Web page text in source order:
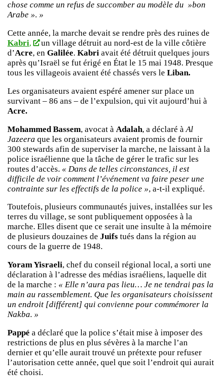
chose comme un refus de succomber au modèle du »bon
Arabe ». »
Cette année, la marche devait se rendre près des ruines de
Kabri,
un village détruit au nord-est de la ville côtière
d’Acre, en Galilée. Kabri avait été détruit quelques jours
après qu’Israël se fut érigé en État le 15 mai 1948. Presque
tous les villageois avaient été chassés vers le Liban.
Les organisateurs avaient espéré amener sur place un
survivant – 86 ans – de l’expulsion, qui vit aujourd’hui à
Acre.
Mohammed Bassem, avocat à Adalah, a déclaré à Al
Jazeera que les organisateurs avaient promis de fournir
300 stewards afin de superviser la marche, ne laissant à la
police israélienne que la tâche de gérer le trafic sur les
routes d’accès. « Dans de telles circonstances, il est
difficile de voir comment l’événement va faire peser une
contrainte sur les effectifs de la police », a-t-il expliqué.
Toutefois, plusieurs communautés juives, installées sur les
terres du village, se sont publiquement opposées à la
marche. Elles disent que ce serait une insulte à la mémoire
de plusieurs douzaines de Juifs tués dans la région au
cours de la guerre de 1948.
Yoram Yisraeli, chef du conseil régional local, a sorti une
déclaration à l’adresse des médias israéliens, laquelle dit
de la marche : « Elle n’aura pas lieu… Je ne tendrai pas la
main au rassemblement. Que les organisateurs choisissent
un endroit [différent] qui convienne pour commémorer la
Nakba. »
Pappé a déclaré que la police s’était mise à imposer des
restrictions de plus en plus sévères à la marche l’an
dernier et qu’elle aurait trouvé un prétexte pour refuser
l’autorisation cette année, quel que soit l’endroit qui aurait
été choisi.